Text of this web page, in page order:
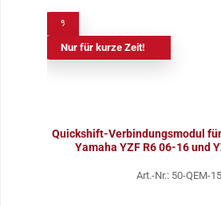
Nur für kurze Zeit!
Quickshift-Verbindungsmodul für
Yamaha YZF R6 06-16 und
Art.-Nr.: 50-QEM-15